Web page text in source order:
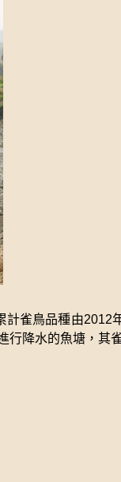
雀鳥品種由2012
降水的魚塘，其